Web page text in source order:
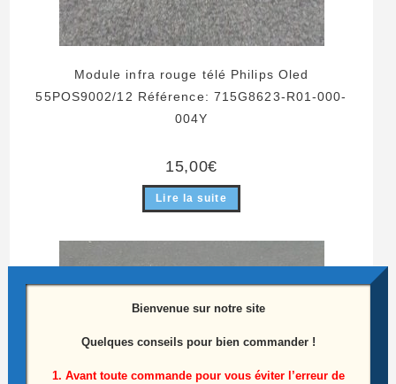
Module infra rouge télé Philips Oled
55POS9002/12 Référence: 715G8623-R01-000-
004Y
15,00€
Lire la suite
Bienvenue sur notre site
Quelques conseils pour bien commander !
1. Avant toute commande pour vous éviter l’erreur de